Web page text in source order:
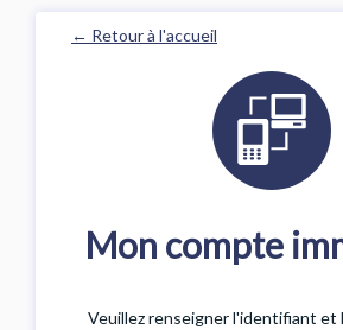
← Retour à l'accueil
Mon compte
Veuillez renseigner l'identifiant et